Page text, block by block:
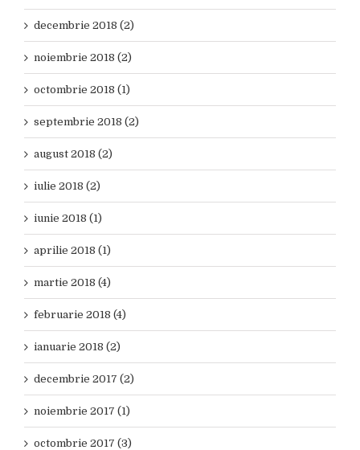
decembrie 2018 (2)
noiembrie 2018 (2)
octombrie 2018 (1)
septembrie 2018 (2)
august 2018 (2)
iulie 2018 (2)
iunie 2018 (1)
aprilie 2018 (1)
martie 2018 (4)
februarie 2018 (4)
ianuarie 2018 (2)
decembrie 2017 (2)
noiembrie 2017 (1)
octombrie 2017 (3)